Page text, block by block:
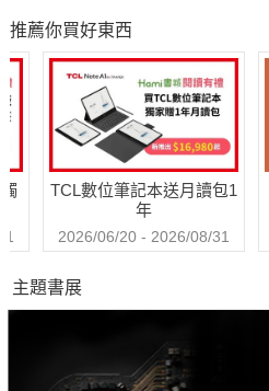
推薦你買好東西
TCL數位筆記本送月讀包1
年
2026/06/20 - 2026/08/31
主題書展